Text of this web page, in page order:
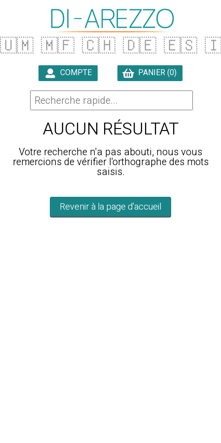
🇺🇲 🇲🇫 🇨🇭 🇩🇪 🇪🇸
COMPTE PANIER (0)
AUCUN RÉSULTAT
Votre recherche n'a pas abouti, nous vous
remercions de vérifier l'orthographe des mots
saisis.
Revenir à la page d'accueil